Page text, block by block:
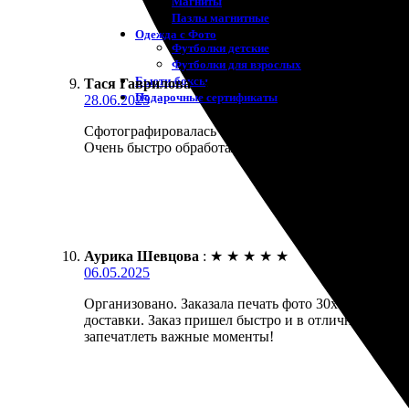
Пазлы магнитные
Одежда с Фото
Футболки детские
Футболки для взрослых
Бьюти-боксы
Подарочные сертификаты
Тася Гаврилова : ★
28.06.2025
Сфотографировалась с подругами, и захотела
Очень быстро обработали заказ и доставили.
Аурика Шевцова : ★ ★ ★ ★ ★
06.05.2025
Организовано. Заказала печать фото 30х30.
доставки. Заказ пришел быстро и в отличном
запечатлеть важные моменты!